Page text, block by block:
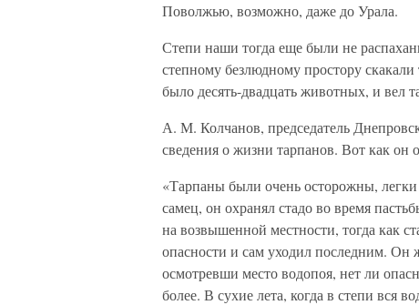
Поволжью, возможно, даже до Урала.
Степи наши тогда еще были не
степному безлюдному простору
было десять-двадцать животных, и вел
А. М. Колчанов, председатель
сведения о жизни тарпанов. Вот как он
«Тарпаны были очень осторожны, легки
самец, он охранял стадо во время
на возвышенной местности, тогда как
опасности и сам уходил последним. Он
осмотревши место водопоя, нет ли
более. В сухие лета, когда в степи вся